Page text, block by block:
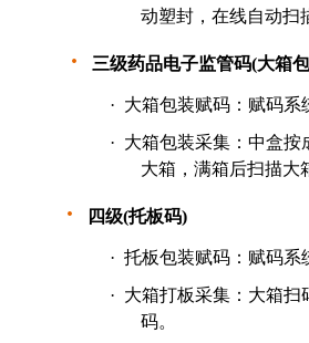
动塑封，在线自动扫
· 三级药品电子监管码(大箱
· 大箱包装赋码：赋码系
· 大箱包装采集：中盒按
大箱，满箱后扫描大
· 四级(托板码)
· 托板包装赋码：赋码系
· 大箱打板采集：大箱扫
码。